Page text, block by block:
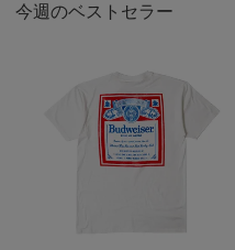
今週のベストセラー